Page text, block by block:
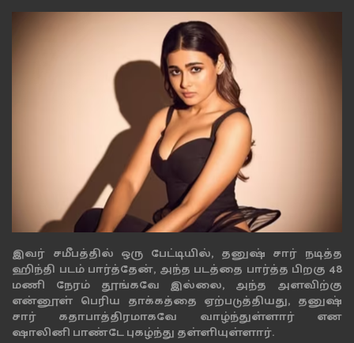
இவர் சமீபத்தில் ஒரு பேட்டியில், தனுஷ் சார் நடித்த
ஹிந்தி படம் பார்த்தேன், அந்த படத்தை பார்த்த பிறகு 48
மணி நேரம் தூங்கவே இல்லை, அந்த அளவிற்கு
என்னூள் பெரிய தாக்கத்தை ஏற்படுத்தியது, தனுஷ்
சார் கதாபாத்திரமாகவே வாழ்ந்துள்ளார் என
ஷாலினி பாண்டே புகழ்ந்து தள்ளியுள்ளார்.